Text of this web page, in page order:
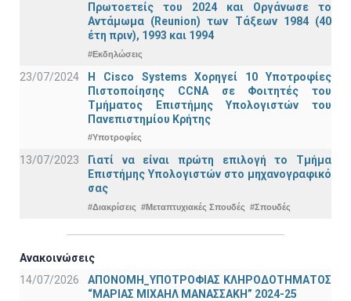
Πρωτοετείς του 2024 και Οργάνωσε το
Αντάμωμα (Reunion) των Τάξεων 1984 (40
έτη πριν), 1993 και 1994
#Εκδηλώσεις
23/07/2024
Η Cisco Systems Χορηγεί 10 Υποτροφίες
Πιστοποίησης CCNA σε Φοιτητές του
Τμήματος Επιστήμης Υπολογιστών του
Πανεπιστημίου Κρήτης
#Υποτροφίες
13/07/2023
Γιατί να είναι πρώτη επιλογή το Τμήμα
Επιστήμης Υπολογιστών στο μηχανογραφικό
σας
#Διακρίσεις #Μεταπτυχιακές Σπουδές #Σπουδές
Ανακοινώσεις
14/07/2026
ΑΠΟΝΟΜΗ_ΥΠΟΤΡΟΦΙΑΣ ΚΛΗΡΟΔΟΤΗΜΑΤΟΣ
“ΜΑΡΙΑΣ ΜΙΧΑΗΛ ΜΑΝΑΣΣΑΚΗ” 2024-25